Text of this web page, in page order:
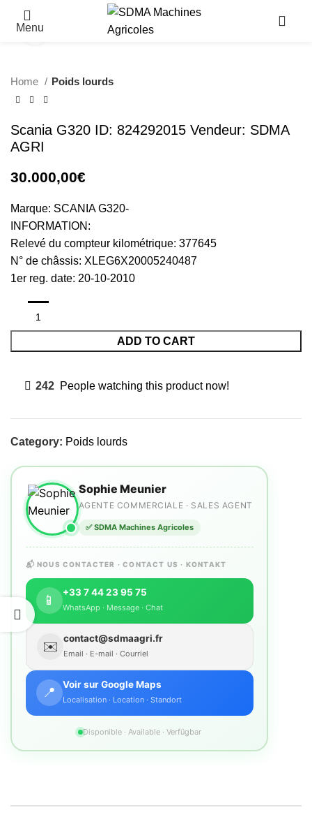
Menu Click to enlarge
Home Poids lourds
Scania G320 ID: 824292015 Vendeur: SDMA
AGRI
30.000,00€
Marque: SCANIA G320-
INFORMATION:
Relevé du compteur kilométrique: 377645
N° de châssis: XLEG6X20005240487
1er reg. date: 20-10-2010
ADD TO CART
242 People watching this product now!
Category: Poids lourds
Sophie Meunier
AGENTE COMMERCIALE · SALES AGENT
✅ SDMA Machines Agricoles
📬 NOUS CONTACTER · CONTACT US · KONTAKT
📱
+33 7 44 23 95 75
WhatsApp · Message · Chat
✉️
contact@sdmaagri.fr
Email · E-mail · Courriel
📍
Voir sur Google Maps
Localisation · Location · Standort
Disponible · Available · Verfügbar